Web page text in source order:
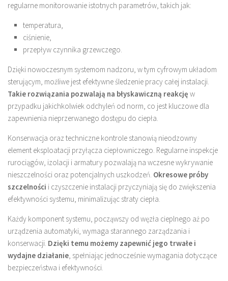
regularne monitorowanie istotnych parametrów, takich jak:
temperatura,
ciśnienie,
przepływ czynnika grzewczego.
Dzięki nowoczesnym systemom nadzoru, w tym cyfrowym układom
sterującym, możliwe jest efektywne śledzenie pracy całej instalacji.
Takie rozwiązania pozwalają na błyskawiczną reakcję w
przypadku jakichkolwiek odchyleń od norm, co jest kluczowe dla
zapewnienia nieprzerwanego dostępu do ciepła.
Konserwacja oraz techniczne kontrole stanowią nieodzowny
element eksploatacji przyłącza ciepłowniczego. Regularne inspekcje
rurociągów, izolacji i armatury pozwalają na wczesne wykrywanie
nieszczelności oraz potencjalnych uszkodzeń. Okresowe próby
szczelności i czyszczenie instalacji przyczyniają się do zwiększenia
efektywności systemu, minimalizując straty ciepła.
Każdy komponent systemu, począwszy od węzła cieplnego aż po
urządzenia automatyki, wymaga starannego zarządzania i
konserwacji. Dzięki temu możemy zapewnić jego trwałe i
wydajne działanie, spełniając jednocześnie wymagania dotyczące
bezpieczeństwa i efektywności.